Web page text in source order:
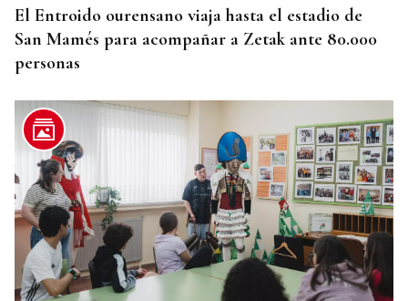
El Entroido ourensano viaja hasta el estadio de
San Mamés para acompañar a Zetak ante 80.000
personas